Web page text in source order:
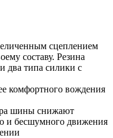
сцеплением
составу. Резина
два типа силики с
комфортного вождения
шины снижают
и бесшумного движения